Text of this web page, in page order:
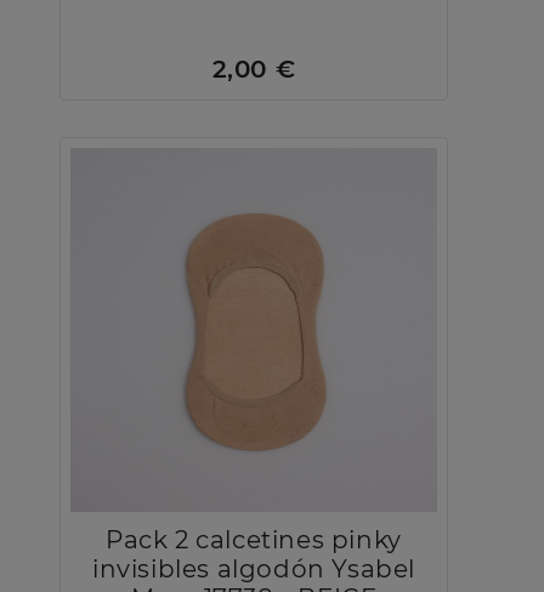
2,00 €
Pack 2 calcetines pinky
invisibles algodón Ysabel